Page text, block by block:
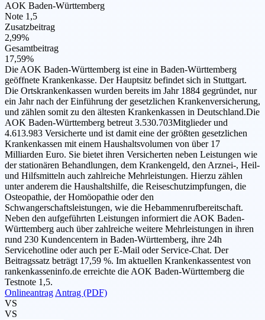
AOK Baden-Württemberg
Note 1,5
Zusatzbeitrag
2,99%
Gesamtbeitrag
17,59%
Die AOK Baden-Württemberg ist eine in Baden-Württemberg
geöffnete Krankenkasse. Der Hauptsitz befindet sich in Stuttgart.
Die Ortskrankenkassen wurden bereits im Jahr 1884 gegründet, nur
ein Jahr nach der Einführung der gesetzlichen Krankenversicherung,
und zählen somit zu den ältesten Krankenkassen in Deutschland.Die
AOK Baden-Württemberg betreut 3.530.703Mitglieder und
4.613.983 Versicherte und ist damit eine der größten gesetzlichen
Krankenkassen mit einem Haushaltsvolumen von über 17
Milliarden Euro. Sie bietet ihren Versicherten neben Leistungen wie
der stationären Behandlungen, dem Krankengeld, den Arznei-, Heil-
und Hilfsmitteln auch zahlreiche Mehrleistungen. Hierzu zählen
unter anderem die Haushaltshilfe, die Reiseschutzimpfungen, die
Osteopathie, der Homöopathie oder den
Schwangerschaftsleistungen, wie die Hebammenrufbereitschaft.
Neben den aufgeführten Leistungen informiert die AOK Baden-
Württemberg auch über zahlreiche weitere Mehrleistungen in ihren
rund 230 Kundencentern in Baden-Württemberg, ihre 24h
Servicehotline oder auch per E-Mail oder Service-Chat. Der
Beitragssatz beträgt 17,59 %. Im aktuellen Krankenkassentest von
rankenkasseninfo.de erreichte die AOK Baden-Württemberg die
Testnote 1,5.
Onlineantrag Antrag (PDF)
VS
VS